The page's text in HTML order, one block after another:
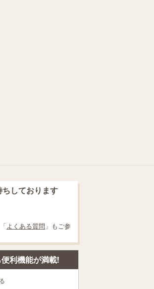
しております
よくある質問 」もご参
利機能が満載!